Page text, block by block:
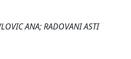
ANA; RADOVANI ASTI